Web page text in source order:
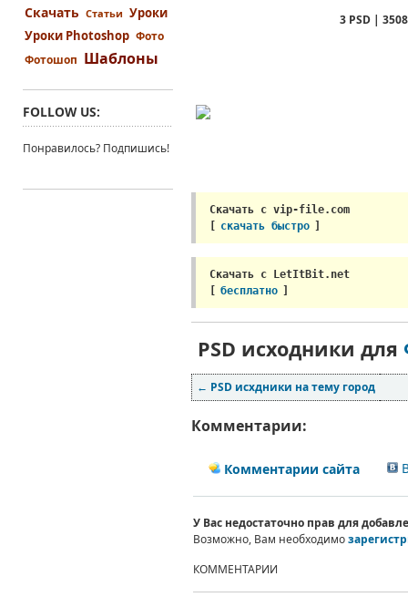
3 PSD |
Скачать с vip-file.com
скачать быстро
Скачать с LetItBit.net
бесплатно
PSD исходники для
← PSD исхдники на тему город
Комментарии:
Комментарии сайта
У Вас недостаточно прав для
Возможно, Вам необходимо
КОММЕНТАРИИ
Скачать Статьи Уроки
Уроки Photoshop Фото
Фотошоп Шаблоны
FOLLOW US:
Понравилось? Подпишись!